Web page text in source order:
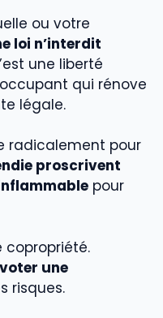
ou votre
loi n’interdit
une liberté
qui rénove
légale.
radicalement pour
proscrivent
pour
copropriété.
voter une
risques.